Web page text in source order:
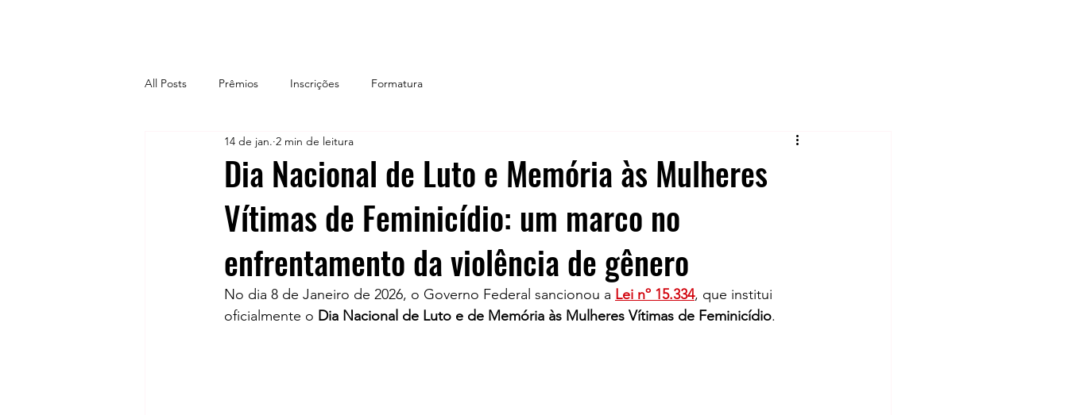
All Posts Prêmios Inscrições Formatura
Dia Nacional de Luto e Memória às Mulheres
Vítimas de Feminicídio: um marco no
enfrentamento da violência de gênero
14 de jan. 2 min de leitura
No dia 8 de Janeiro de 2026, o Governo Federal sancionou a Lei nº 15.334, que institui
oficialmente o Dia Nacional de Luto e de Memória às Mulheres Vítimas de Feminicídio.